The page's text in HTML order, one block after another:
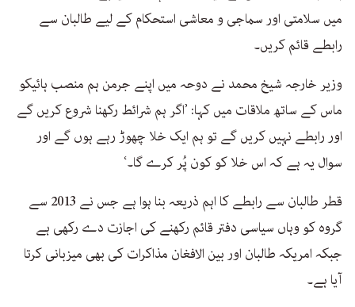
میں سلامتی اور سماجی و معاشی استحکام کے لیے طالبان سے
رابطے قائم کریں۔
وزیر خارجہ شیخ محمد نے دوحہ میں اپنے جرمن ہم منصب ہائیکو
ماس کے ساتھ ملاقات میں کہا: ’اگر ہم شرائط رکھنا شروع کریں گے
اور رابطے نہیں کریں گے تو ہم ایک خلا چھوڑ رہے ہوں گے اور
سوال یہ ہے کہ اس خلا کو کون پُر کرے گا۔‘
قطر طالبان سے رابطے کا اہم ذریعہ بنا ہوا ہے جس نے 2013 سے
گروہ کو وہاں سیاسی دفتر قائم رکھنے کی اجازت دے رکھی ہے
جبکہ امریکہ طالبان اور بین الافغان مذاکرات کی بھی میزبانی کرتا
آیا ہے۔